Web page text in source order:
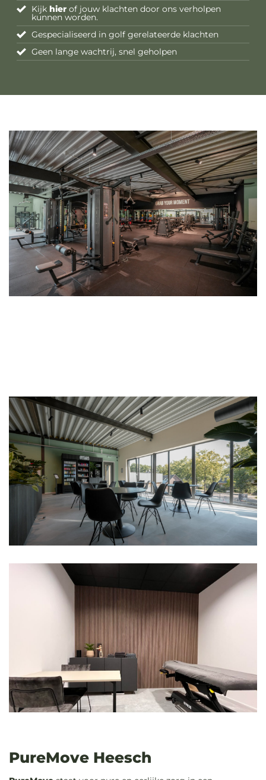
Kijkhier of jouw klachten door ons verholpen
kunnen worden.
Gespecialiseerd in golf gerelateerde klachten
Geen lange wachtrij, snel geholpen
PureMove Heesch